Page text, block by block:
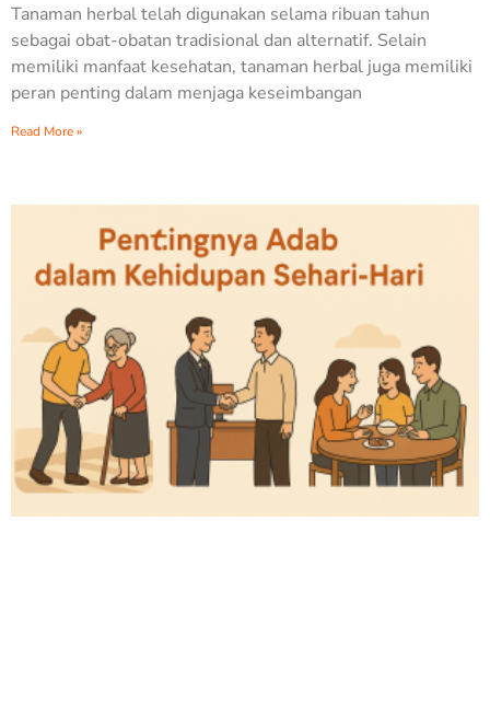
Tanaman herbal telah digunakan selama ribuan tahun
sebagai obat-obatan tradisional dan alternatif. Selain
memiliki manfaat kesehatan, tanaman herbal juga memiliki
peran penting dalam menjaga keseimbangan
Read More »